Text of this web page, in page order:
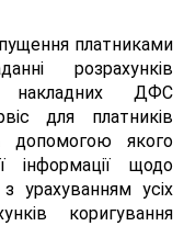
платниками
розрахунків
накладних ДФС
для платників
допомогою якого
інформації щодо
урахуванням усіх
коригування